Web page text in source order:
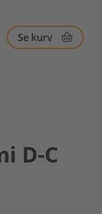
Se kurv
D-C